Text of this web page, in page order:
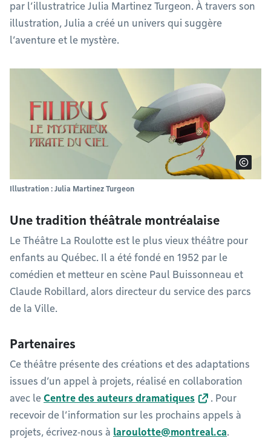
par l’illustratrice Julia Martinez Turgeon. À travers son
illustration, Julia a créé un univers qui suggère
l’aventure et le mystère.
Illustration : Julia Martinez Turgeon
Une tradition théâtrale montréalaise
Le Théâtre La Roulotte est le plus vieux théâtre pour
enfants au Québec. Il a été fondé en 1952 par le
comédien et metteur en scène Paul Buissonneau et
Claude Robillard, alors directeur du service des parcs
de la Ville.
Partenaires
Ce théâtre présente des créations et des adaptations
issues d’un appel à projets, réalisé en collaboration
avec le Centre des auteurs dramatiques
. Pour
recevoir de l’information sur les prochains appels à
projets, écrivez‑nous à laroulotte@montreal.ca.